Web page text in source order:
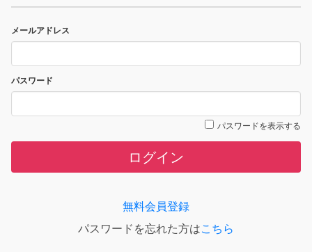
メールアドレス
パスワード
パスワードを表示する
ログイン
無料会員登録
パスワードを忘れた方はこちら